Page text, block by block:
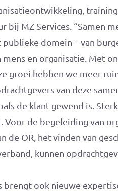
bij MZ Services. “Samen
publieke domein – van
mens en organisatie. Met
groei hebben we meer
van deze
de klant gewend is.
Voor de begeleiding van
de OR, het vinden van
kunnen
brengt ook nieuwe